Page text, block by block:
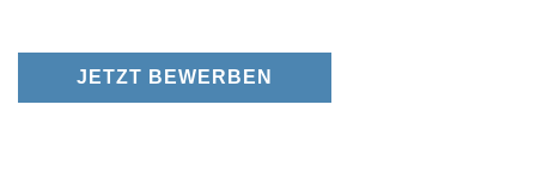
JETZT BEWERBEN